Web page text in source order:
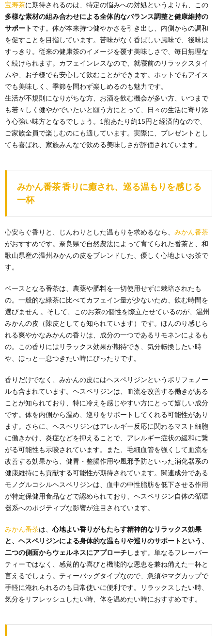
宝寿茶に期待されるのは、特定の悩みへの対処というよりも、この
多様な素材の組み合わせによる全体的なバランス調整と健康維持の
サポートです。体が本来持つ健やかさを引き出し、内側からの調和
を促すことを目指しています。苦味がなく香ばしい風味で、後味は
すっきり。従来の健康茶のイメージを覆す美味しさで、毎日無理な
く続けられます。カフェインレスなので、就寝前のリラックスタイ
ムや、お子様でも安心して飲むことができます。ホットでもアイス
でも美味しく、季節を問わず楽しめるのも魅力です。
生活が不規則になりがちな方、お酒を飲む機会が多い方、いつまで
も若々しく健やかでいたいと願う方にとって、日々の生活に寄り添
う心強い味方となるでしょう。1煎あたり約15円と経済的なので、
ご家族全員で楽しむのにも適しています。実際に、プレゼントとし
ても喜ばれ、家族みんなで飲める美味しさが評価されています。
みかん番茶 香りに癒され、巡る温もりを感じる
一杯
心安らぐ香りと、じんわりとした温もりを求めるなら、 みかん番茶
がおすすめです。奈良県で自然農法によって育てられた番茶と、和
歌山県産の温州みかんの皮をブレンドした、優しく心地よいお茶で
す。
ベースとなる番茶は、農薬や肥料を一切使用せずに栽培されたも
の。一般的な緑茶に比べてカフェイン量が少ないため、飲む時間を
選びません 。そして、このお茶の個性を際立たせているのが、温州
みかんの皮（陳皮としても知られています）です。ほんのり感じら
れる爽やかなみかんの香りは、成分の一つであるリモネンによるも
の。この香りにはリラックス効果が期待でき、気分転換したい時
や、ほっと一息つきたい時にぴったりです。
香りだけでなく、みかんの皮にはヘスペリジンというポリフェノー
ルも含まれています。ヘスペリジンは、血流を改善する働きがある
ことが知られており、特に冷えを感じやすい方にとって嬉しい成分
です。体を内側から温め、巡りをサポートしてくれる可能性があり
ます。さらに、ヘスペリジンはアレルギー反応に関わるマスト細胞
に働きかけ、炎症などを抑えることで、アレルギー症状の緩和に繋
がる可能性も示唆されています。また、毛細血管を強くして血流を
改善する効果から、健胃・整腸作用や風邪予防といった消化器系の
健康維持にも貢献する可能性が期待されています。関連成分である
モノグルコシルヘスペリジンは、血中の中性脂肪を低下させる作用
が特定保健用食品などで認められており、ヘスペリジン自体の循環
器系へのポジティブな影響が注目されています。
みかん番茶は、 心地よい香りがもたらす精神的なリラックス効果
と、ヘスペリジンによる身体的な温もりや巡りのサポートという、
二つの側面からウェルネスにアプローチします。単なるフレーバー
ティーではなく、感覚的な喜びと機能的な恩恵を兼ね備えた一杯と
言えるでしょう。ティーバッグタイプなので、急須やマグカップで
手軽に淹れられるのも日常使いに便利です。リラックスしたい時、
気分をリフレッシュしたい時、体を温めたい時におすすめです。